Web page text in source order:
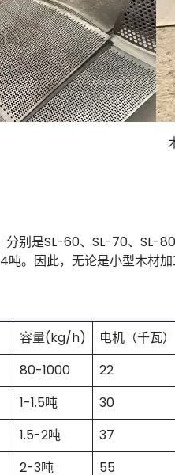
别是SL-60、SL-70、SL-
。因此，无论是小型木材
容量(kg/h) 电机（千瓦）
80-1000 22
1-1.5吨 30
1.5-2吨 37
2-3吨 55